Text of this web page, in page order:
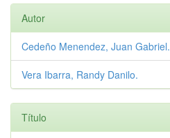
Autor
Cedeño Menendez, Juan Gabriel.
Vera Ibarra, Randy Danilo.
Título